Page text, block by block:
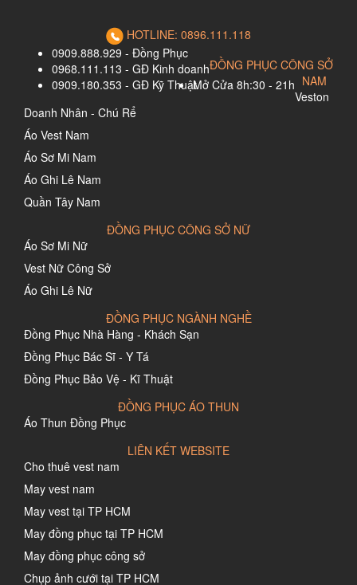
HOTLINE: 0896.111.118
0909.888.929 - Đồng Phục
0968.111.113 - GĐ Kinh doanh
0909.180.353 - GĐ Kỹ ThuậtMở Cửa 8h:30 - 21h
ĐỒNG PHỤC CÔNG SỞ
NAM
Veston
Doanh Nhân - Chú Rể
Áo Vest Nam
Áo Sơ Mi Nam
Áo Ghi Lê Nam
Quần Tây Nam
ĐỒNG PHỤC CÔNG SỞ NỮ
Áo Sơ Mi Nữ
Vest Nữ Công Sở
Áo Ghi Lê Nữ
ĐỒNG PHỤC NGÀNH NGHỀ
Đồng Phục Nhà Hàng - Khách Sạn
Đồng Phục Bác Sĩ - Y Tá
Đồng Phục Bảo Vệ - Kĩ Thuật
ĐỒNG PHỤC ÁO THUN
Áo Thun Đồng Phục
LIÊN KẾT WEBSITE
Cho thuê vest nam
May vest nam
May vest tại TP HCM
May đồng phục tại TP HCM
May đồng phục công sở
Chụp ảnh cưới tại TP HCM